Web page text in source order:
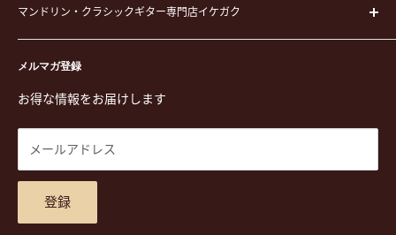
ピック
演奏用品
ステーショナリー&アクセサリー
楽譜
DVD
チケット
楽器レンタル
イケガクについて
お買い物ガイド
特定商取引法に基づく表示
プライバシーポリシー
商品検索
お問合せ
アクセスマップ
メルマガ登録
お得な情報をお届けします
メールアドレス
登録
マンドリン・クラシックギター専門店イケガク
〒171-0021 東京都豊島区西池袋3-23-5 芦沢ビル2F
TEL. 03-5952-1391 / FAX. 03-5952-1392
営業時間 月-水,金,土 11:00-19:00 / 日,祝 11:00-18:00 (木曜定
休)